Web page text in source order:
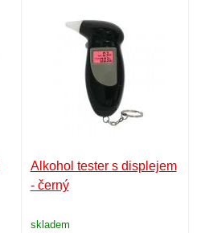
Alkohol tester s displejem
- černý
skladem